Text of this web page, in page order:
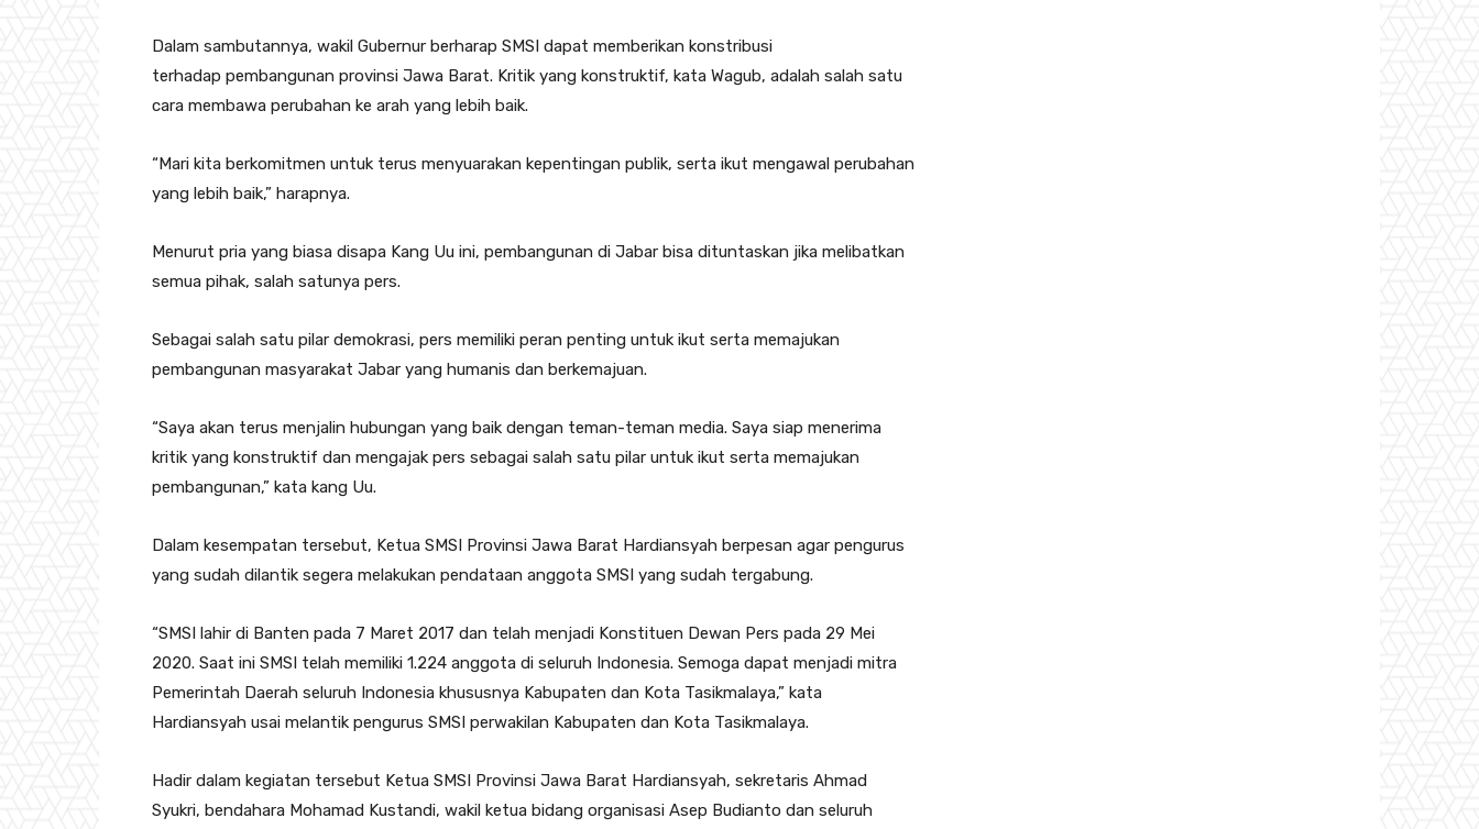
Dalam sambutannya, wakil Gubernur berharap SMSI dapat memberikan konstribusi
terhadap pembangunan provinsi Jawa Barat. Kritik yang konstruktif, kata Wagub, adalah salah satu
cara membawa perubahan ke arah yang lebih baik.
“Mari kita berkomitmen untuk terus menyuarakan kepentingan publik, serta ikut mengawal perubahan
yang lebih baik,” harapnya.
Menurut pria yang biasa disapa Kang Uu ini, pembangunan di Jabar bisa dituntaskan jika melibatkan
semua pihak, salah satunya pers.
Sebagai salah satu pilar demokrasi, pers memiliki peran penting untuk ikut serta memajukan
pembangunan masyarakat Jabar yang humanis dan berkemajuan.
“Saya akan terus menjalin hubungan yang baik dengan teman-teman media. Saya siap menerima
kritik yang konstruktif dan mengajak pers sebagai salah satu pilar untuk ikut serta memajukan
pembangunan,” kata kang Uu.
Dalam kesempatan tersebut, Ketua SMSI Provinsi Jawa Barat Hardiansyah berpesan agar pengurus
yang sudah dilantik segera melakukan pendataan anggota SMSI yang sudah tergabung.
“SMSI lahir di Banten pada 7 Maret 2017 dan telah menjadi Konstituen Dewan Pers pada 29 Mei
2020. Saat ini SMSI telah memiliki 1.224 anggota di seluruh Indonesia. Semoga dapat menjadi mitra
Pemerintah Daerah seluruh Indonesia khususnya Kabupaten dan Kota Tasikmalaya,” kata
Hardiansyah usai melantik pengurus SMSI perwakilan Kabupaten dan Kota Tasikmalaya.
Hadir dalam kegiatan tersebut Ketua SMSI Provinsi Jawa Barat Hardiansyah, sekretaris Ahmad
Syukri, bendahara Mohamad Kustandi, wakil ketua bidang organisasi Asep Budianto dan seluruh